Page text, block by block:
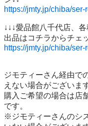
https://jmty.jp/chiba/
↓↓↓愛品館八千代店、
https://jmty.jp/chiba/
ジモティーさん経由で
えない場合がございま
購入ご希望の場合は店
です。
※ジモティーさんのシ